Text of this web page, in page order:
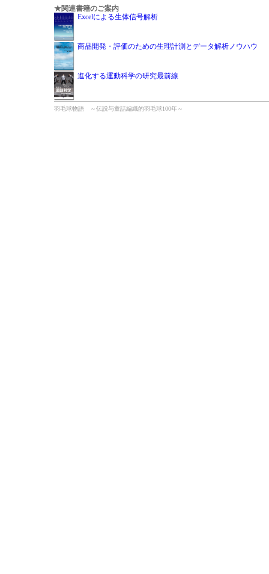
★関連書籍のご案内
Excelによる生体信号解析
商品開発・評価のための生理計測とデータ解析ノウハウ
進化する運動科学の研究最前線
羽毛球物語 ～伝説与童話編織的羽毛球100年～